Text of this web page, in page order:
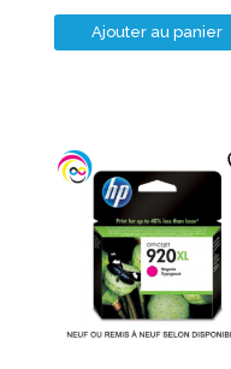
de
HP_920XLB
Ajouter au panier